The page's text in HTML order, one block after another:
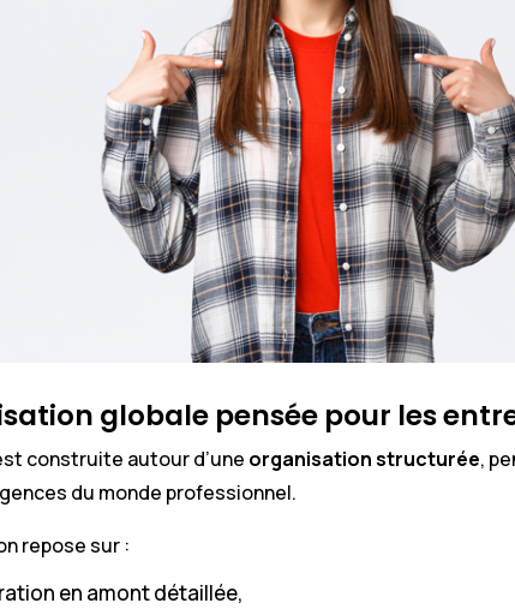
globale pensée pour les
construite autour d’une organisation structurée,
du monde professionnel.
repose sur :
en amont détaillée,